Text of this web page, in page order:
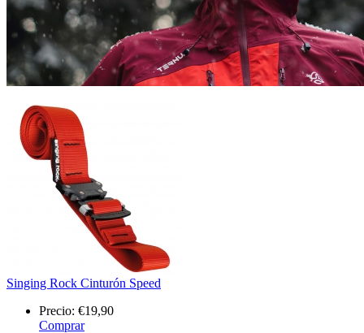
Singing Rock Cinturón Speed
Precio: €19,90
Comprar